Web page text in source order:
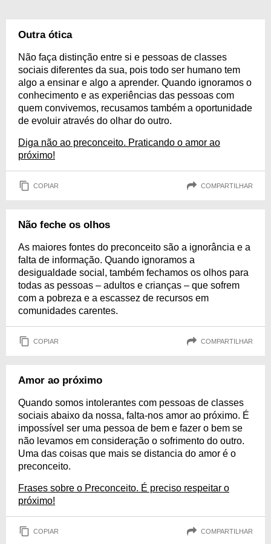
Outra ótica
Não faça distinção entre si e pessoas de classes
sociais diferentes da sua, pois todo ser humano tem
algo a ensinar e algo a aprender. Quando ignoramos o
conhecimento e as experiências das pessoas com
quem convivemos, recusamos também a oportunidade
de evoluir através do olhar do outro.
Diga não ao preconceito. Praticando o amor ao
próximo!
COPIAR COMPARTILHAR
Não feche os olhos
As maiores fontes do preconceito são a ignorância e a
falta de informação. Quando ignoramos a
desigualdade social, também fechamos os olhos para
todas as pessoas – adultos e crianças – que sofrem
com a pobreza e a escassez de recursos em
comunidades carentes.
COPIAR COMPARTILHAR
Amor ao próximo
Quando somos intolerantes com pessoas de classes
sociais abaixo da nossa, falta-nos amor ao próximo. É
impossível ser uma pessoa de bem e fazer o bem se
não levamos em consideração o sofrimento do outro.
Uma das coisas que mais se distancia do amor é o
preconceito.
Frases sobre o Preconceito. É preciso respeitar o
próximo!
COPIAR COMPARTILHAR